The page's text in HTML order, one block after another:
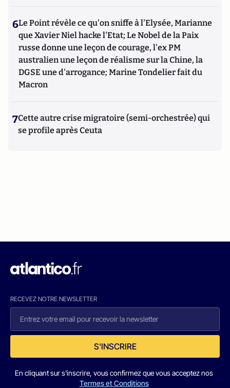
6Le Point révèle ce qu'on sniffe à l'Elysée, Marianne
que Xavier Niel hacke l'Etat; Le Nobel de la Paix
russe donne une leçon de courage, l'ex PM
australien une leçon de réalisme sur la Chine, la
DGSE une d'arrogance; Marine Tondelier fait du
Macron
7Cette autre crise migratoire (semi-orchestrée) qui
se profile après Ceuta
RECEVEZ NOTRE NEWSLETTER
S'INSCRIRE
En cliquant sur s'inscrire, vous confirmez que vous acceptez nos
Termes et Conditions